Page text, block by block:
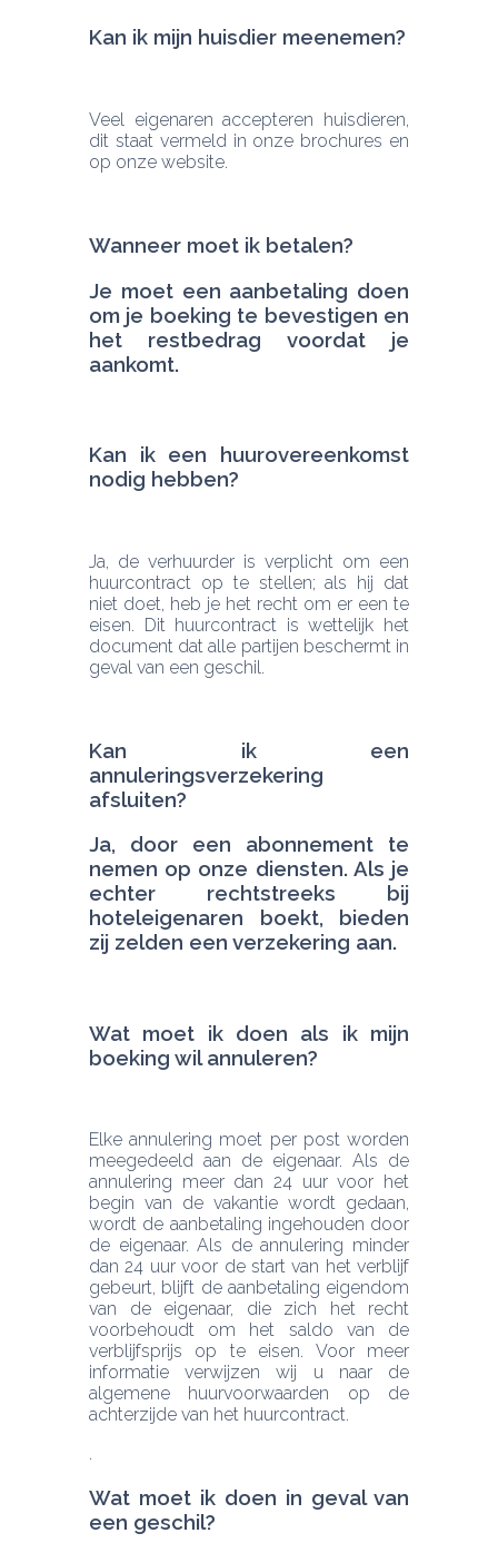
Kan ik mijn huisdier meenemen?
Veel eigenaren accepteren huisdieren,
dit staat vermeld in onze brochures en
op onze website.
Je moet een aanbetaling doen
om je boeking te bevestigen en
het restbedrag voordat je
aankomt.
Kan ik een huurovereenkomst
nodig hebben?
Ja, de verhuurder is verplicht om een
huurcontract op te stellen; als hij dat
niet doet, heb je het recht om er een te
eisen. Dit huurcontract is wettelijk het
document dat alle partijen beschermt in
geval van een geschil.
Kan ik een
annuleringsverzekering
Ja, door een abonnement te
nemen op onze diensten. Als je
echter rechtstreeks bij
hoteleigenaren boekt, bieden
zij zelden een verzekering aan.
Wat moet ik doen als ik mijn
boeking wil annuleren?
Elke annulering moet per post worden
meegedeeld aan de eigenaar. Als de
annulering meer dan 24 uur voor het
begin van de vakantie wordt gedaan,
wordt de aanbetaling ingehouden door
de eigenaar. Als de annulering minder
dan 24 uur voor de start van het verblijf
gebeurt, blijft de aanbetaling eigendom
van de eigenaar, die zich het recht
voorbehoudt om het saldo van de
verblijfsprijs op te eisen. Voor meer
informatie verwijzen wij u naar de
algemene huurvoorwaarden op de
achterzijde van het huurcontract.
Wat moet ik doen in geval van
een geschil?